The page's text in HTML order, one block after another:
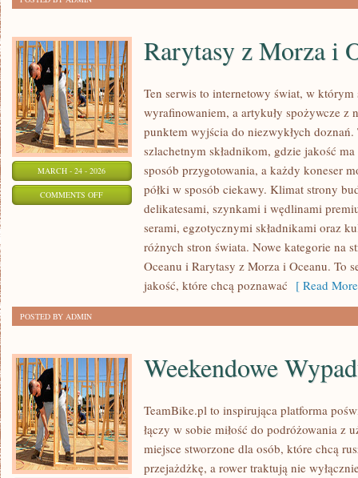
MARCH - 24 - 2026
COMMENTS OFFON
RARYTASY
Rarytasy z Morza i
Ten serwis to internetowy świat, w którym
wyrafinowaniem, a artykuły spożywcze z
punktem wyjścia do niezwykłych
szlachetnym składnikom, gdzie jakość
sposób przygotowania, a każdy koneser
półki w sposób ciekawy. Klimat strony
delikatesami, szynkami i wędlinami
serami, egzotycznymi składnikami oraz
różnych stron świata. Nowe kategorie na
Oceanu i Rarytasy z Morza i Oceanu. To
jakość, które chcą poznawać [ Read
POSTED BY ADMIN
Weekendowe
TeamBike.pl to inspirująca platforma
łączy w sobie miłość do podróżowania z
miejsce stworzone dla osób, które chcą
przejażdżkę, a rower traktują nie